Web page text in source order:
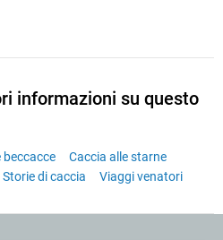
informazioni su questo
beccacce
Caccia alle starne
Storie di caccia Viaggi venatori